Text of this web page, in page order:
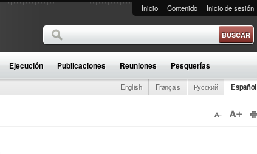
Inicio Contenido Inicio de sesión
Formulario de búsqueda
Buscar
Ejecución Publicaciones Reuniones Pesquerías
English Français Русский Español